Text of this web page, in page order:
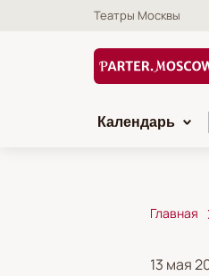
Театры Москвы
Календарь
Главная
13 мая